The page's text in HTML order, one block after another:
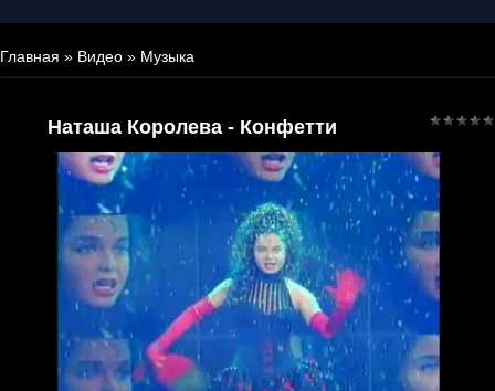
Главная » Видео » Музыка
Наташа Королева - Конфетти